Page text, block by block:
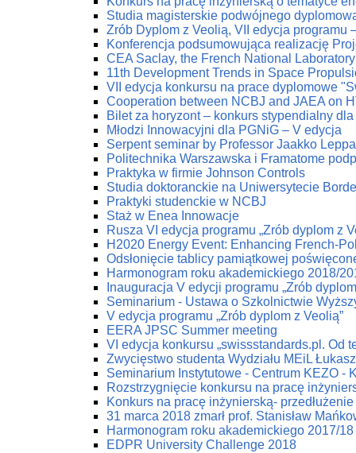
Studia magisterskie podwójnego
Zrób Dyplom z Veolią, VII edycja programu
Konferencja podsumowująca realizację
CEA Saclay, the French National
11th Development Trends in Space
VII edycja konkursu na prace dyplomowe
Cooperation between NCBJ and JAEA on
Bilet za horyzont – konkurs stypendialny
Młodzi Innowacyjni dla PGNiG – V edycja
Serpent seminar by Professor Jaakko
Politechnika Warszawska i Framatome
Praktyka w firmie Johnson Controls
Studia doktoranckie na Uniwersytecie
Praktyki studenckie w NCBJ
Staż w Enea Innowacje
Rusza VI edycja programu „Zrób dyplom z
H2020 Energy Event: Enhancing French-
Odsłonięcie tablicy pamiątkowej
Harmonogram roku akademickiego 2018/
Inauguracja V edycji programu „Zrób
Seminarium - Ustawa o Szkolnictwie
V edycja programu „Zrób dyplom z Veolią”
EERA JPSC Summer meeting
VI edycja konkursu „swissstandards.pl. Od
Zwycięstwo studenta Wydziału MEiL
Seminarium Instytutowe - Centrum KEZO -
Rozstrzygnięcie konkursu na pracę
Konkurs na pracę inżynierską-
31 marca 2018 zmarł prof. Stanisław
Harmonogram roku akademickiego 2017/18
EDPR University Challenge 2018